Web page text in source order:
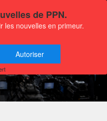
de PPN.
les nouvelles en primeur.
Autoriser